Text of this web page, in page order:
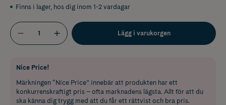
Finns i lager, hos dig inom 1-2 vardagar
Lägg i varukorgen
Nice Price!
Märkningen “Nice Price” innebär att produkten har ett
konkurrenskraftigt pris – ofta marknadens lägsta. Allt för att du
ska känna dig trygg med att du får ett rättvist och bra pris.